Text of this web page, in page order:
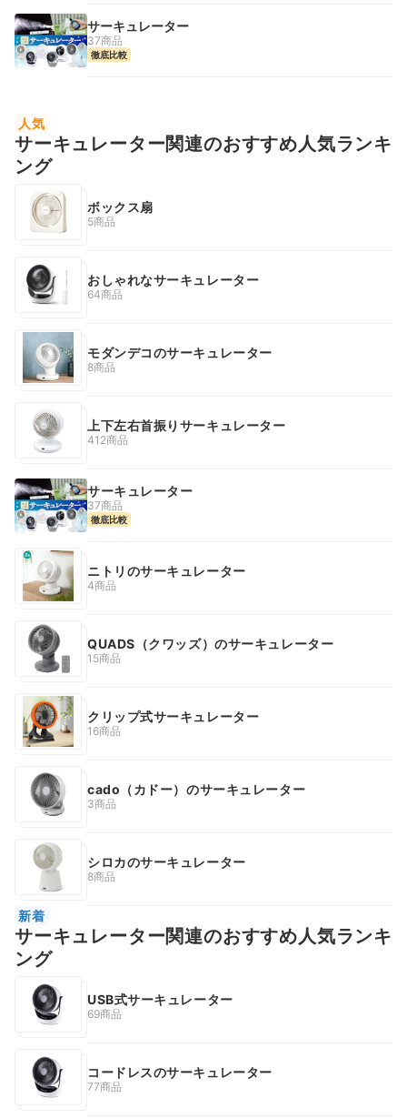
サーキュレーター
37商品
徹底比較
人気
サーキュレーター関連のおすすめ人気ランキ
ング
ボックス扇
5商品
おしゃれなサーキュレーター
64商品
モダンデコのサーキュレーター
8商品
上下左右首振りサーキュレーター
412商品
サーキュレーター
37商品
徹底比較
ニトリのサーキュレーター
4商品
QUADS（クワッズ）のサーキュレーター
15商品
クリップ式サーキュレーター
16商品
cado（カドー）のサーキュレーター
3商品
シロカのサーキュレーター
8商品
新着
サーキュレーター関連のおすすめ人気ランキ
ング
USB式サーキュレーター
69商品
コードレスのサーキュレーター
77商品